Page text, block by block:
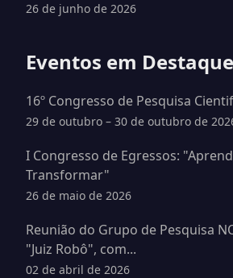
26 de junho de 2026
Eventos em Destaque
16º Congresso de Pesquisa
29 de outubro – 30 de outubro de
I Congresso de Egressos:
Transformar"
26 de maio de 2026
Reunião do Grupo de Pesquisa
"Juiz Robô", com...
02 de abril de 2026